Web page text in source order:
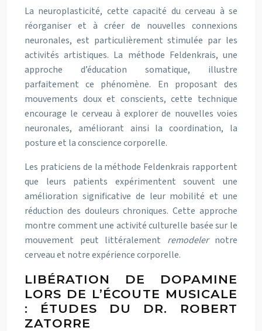
La neuroplasticité, cette capacité du cerveau à se
réorganiser et à créer de nouvelles connexions
neuronales, est particulièrement stimulée par les
activités artistiques. La méthode Feldenkrais, une
approche d’éducation somatique, illustre
parfaitement ce phénomène. En proposant des
mouvements doux et conscients, cette technique
encourage le cerveau à explorer de nouvelles voies
neuronales, améliorant ainsi la coordination, la
posture et la conscience corporelle.
Les praticiens de la méthode Feldenkrais rapportent
que leurs patients expérimentent souvent une
amélioration significative de leur mobilité et une
réduction des douleurs chroniques. Cette approche
montre comment une activité culturelle basée sur le
mouvement peut littéralement remodeler notre
cerveau et notre expérience corporelle.
LIBÉRATION DE DOPAMINE
LORS DE L’ÉCOUTE MUSICALE
: ÉTUDES DU DR. ROBERT
ZATORRE